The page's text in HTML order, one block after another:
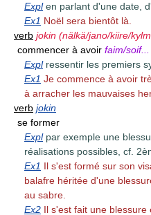
Expl en parlant d'une date,
Ex1 Noël sera bientôt là.
verb jokin (nälkä/jano/kiire/
commencer à avoir faim/soif...
Expl ressentir les premiers
Ex1 Je commence à avoir
à arracher les mauvaises
verb jokin
se former
Expl par exemple une
réalisations possibles, cf.
Ex1 Il s'est formé sur son
balafre héritée d'une
au sabre.
Ex2 Il s'est fait une